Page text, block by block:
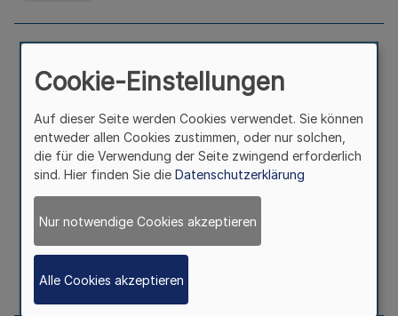
von Rechtsvorschriften im
Geschäftsbereich des Ministeriums für
Arbeit, Gesundheit und Soziales
Ausfertigungsdatum 17.11.2009
Seite 625
Cookie-Einstellungen
Auf dieser Seite werden Cookies verwendet. Sie können
entweder allen Cookies zustimmen, oder nur solchen,
die für die Verwendung der Seite zwingend erforderlich
sind. Hier finden Sie die Datenschutzerklärung
Nur notwendige Cookies akzeptieren
Alle Cookies akzeptieren